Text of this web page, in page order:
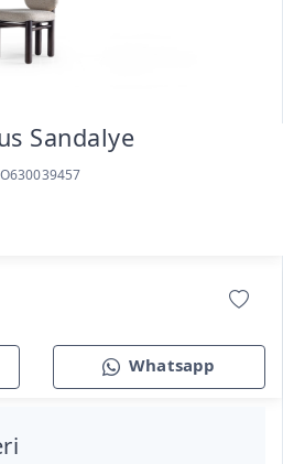
Sandalye
Whatsapp